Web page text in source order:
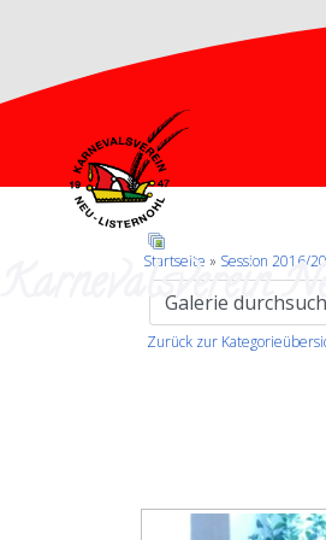
Startseite » Session 2016/
Zurück zur